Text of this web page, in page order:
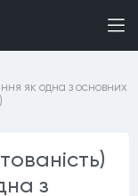
як одна з основних
з